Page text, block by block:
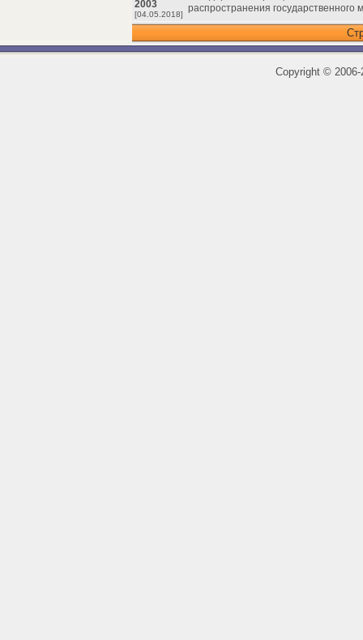
2003
[04.05.2018]
распространения государственного
Copyright ©